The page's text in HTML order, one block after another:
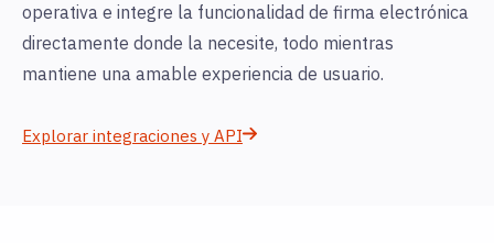
operativa e integre la funcionalidad de firma electrónica
directamente donde la necesite, todo mientras
mantiene una amable experiencia de usuario.
Explorar integraciones y API